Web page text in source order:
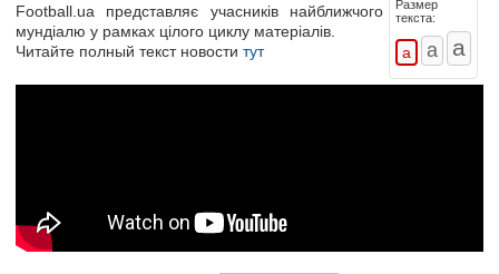
Размер
текста:
Football.ua представляє учасників найближчого
мундіалю у рамках цілого циклу матеріалів.
Читайте полный текст новости тут